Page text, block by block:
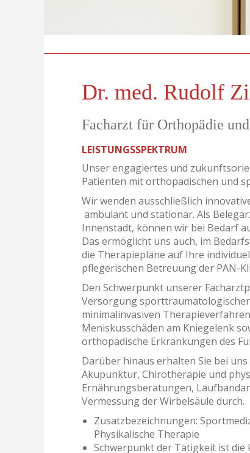
Dr. med. Rudolf
Facharzt für Orthopädie
LEISTUNGSSPEKTRUM
Unser engagiertes und
Patienten mit orthopädischen und
Wir wenden ausschließlich
ambulant und stationär. Als
Innenstadt, können wir bei Bedarf
Das ermöglicht uns auch, im
die Therapiepläne auf Ihre
pflegerischen Betreuung der PAN-
Den Schwerpunkt unserer
Versorgung
minimalinvasiven
Meniskusschäden am Kniegelenk
orthopädische Erkrankungen des
Darüber hinaus erhalten Sie bei
Akupunktur, Chirotherapie und
Ernährungsberatungen,
Vermessung der Wirbelsäule durch.
Zusatzbezeichnungen:
Physikalische Therapie
Schwerpunkt der Tätigkeit ist